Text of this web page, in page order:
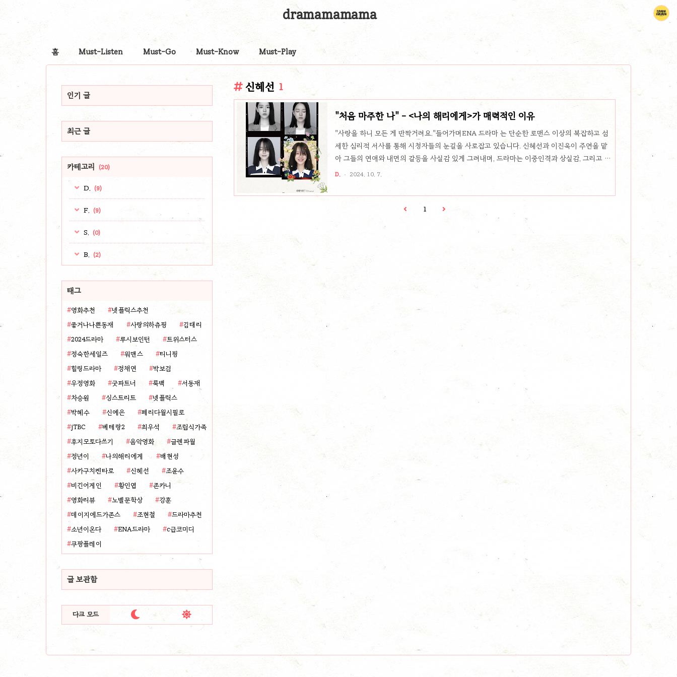
dramamamama
홈 Must-Listen Must-Go Must-Know Must-Play
인기 글
최근 글
카테고리 (20)
D. (9)
F. (9)
S. (0)
B. (2)
태그
영화추천
넷플릭스추천
좋거나나쁜동재
사랑의하츄핑
김태리
2024드라마
루시보인턴
트위스터스
정숙한세일즈
워맨스
티니핑
힐링드라마
정채연
박보검
우정영화
굿파트너 룩백
서동재
차승원
싱스트리트
넷플릭스
박혜수
신예은
페리다월시필로
jTBC
베테랑2 최우석
조립식가족
후지모토다쓰기
음악영화
글렌파월
정년이
나의해리에게
배현성
사카구치켄타로
신혜선
조윤수
비긴어게인
황인엽
존카니
영화리뷰
노벨문학상
강훈
데이지에드가존스
조현철
드라마추천
소년이온다
ENA드라마
c급코미디
쿠팡플레이
글 보관함
다크 모드  
신혜선 1
"처음 마주한 나" - <나의 해리에게>가 매력적인 이유
"사랑을 하니 모든 게 반짝거려요."들어가며ENA 드라마 는 단순한 로맨스 이상의 복잡하고 섬
세한 심리적 서사를 통해 시청자들의 눈길을 사로잡고 있습니다. 신혜선과 이진욱이 주연을 맡
아 그들의 연애와 내면의 갈등을 사실감 있게 그려내며, 드라마는 이중인격과 상실감, 그리고 사
랑의 복잡한 감정을 독특한 방식으로 풀어냅니다. 의 정지현 PD와 의 한가람 작가가 손을 잡은
이 작품은 단순한 연애 드라마에서 한 걸음 더 나아가, 사랑과 상실, 그리고 자기 정체성을 찾아
가는 복잡한 이야기를 선보입니다.사랑과 미움, 그 사이에서 흔들리는 주은호와 정현오주은호
(신혜선 분)와 정현오(이진욱 분)의 관계는 8년간의 연애 후 결혼 문제로 인해 끝이 났습니다. 하
지만 이들의 관계는 그저 단절된 것만은 아닙니다. 서로 미워하..
D. 2024. 10. 7.
1